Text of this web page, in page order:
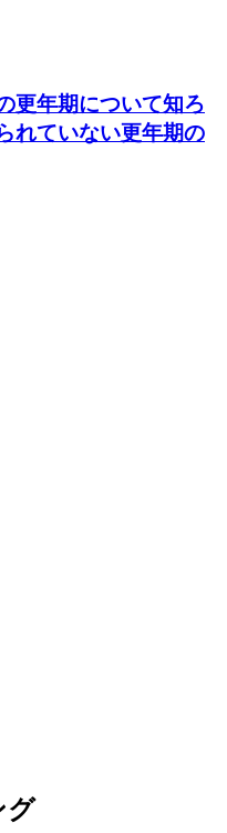
更年期について知ろ
れていない更年期の
グ